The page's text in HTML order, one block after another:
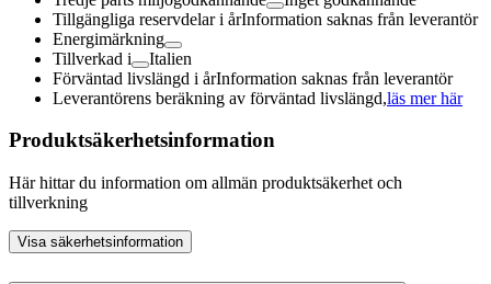
Tillgängliga reservdelar i årInformation saknas från leverantör
Energimärkning
Tillverkad i
Italien
Förväntad livslängd i årInformation saknas från leverantör
Leverantörens beräkning av förväntad livslängd,läs mer här
Produktsäkerhetsinformation
Här hittar du information om allmän produktsäkerhet och
tillverkning
Visa säkerhetsinformation